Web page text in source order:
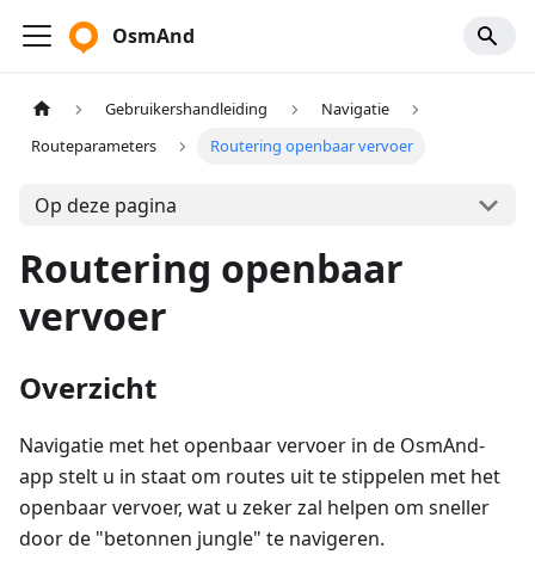
OsmAnd
Gebruikershandleiding
Navigatie
Routeparameters
Routering openbaar vervoer
Op deze pagina
Routering openbaar
vervoer
Overzicht
Navigatie met het openbaar vervoer in de OsmAnd-
app stelt u in staat om routes uit te stippelen met het
openbaar vervoer, wat u zeker zal helpen om sneller
door de "betonnen jungle" te navigeren.